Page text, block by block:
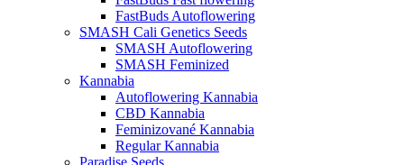
FastBuds Autoflowering
SMASH Cali Genetics Seeds
SMASH Autoflowering
SMASH Feminized
Kannabia
Autoflowering Kannabia
CBD Kannabia
Feminizované Kannabia
Regular Kannabia
Paradise Seeds